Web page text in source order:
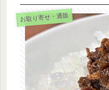
お取り寄せ・通販